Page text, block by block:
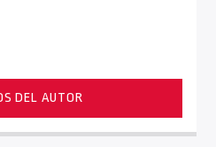
DEL AUTOR